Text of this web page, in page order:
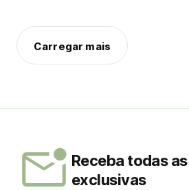
Carregar mais
Receba todas
exclusivas